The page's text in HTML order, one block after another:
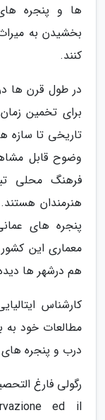
ها و پنجره
بخشیدن به
کنند.
در طول قرن ها
برای تخمین
تاریخی تا سازه
وضوح قابل
فرهنگ محلی
هنرمندان
پنجره های
معماری این
هم درشهر ها
مطالعات خود
درب و پنجره
ed il